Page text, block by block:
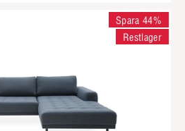
Spara 44%
Restlager